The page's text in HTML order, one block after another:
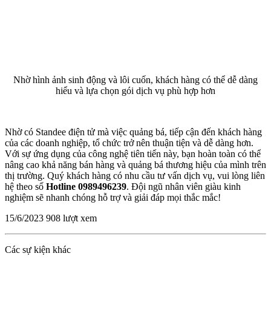
Nhờ hình ảnh sinh động và lôi cuốn, khách hàng có thể dễ dàng
hiểu và lựa chọn gói dịch vụ phù hợp hơn
Nhờ có Standee điện tử mà việc quảng bá, tiếp cận đến khách hàng
của các doanh nghiệp, tổ chức trở nên thuận tiện và dễ dàng hơn.
Với sự ứng dụng của công nghệ tiên tiến này, bạn hoàn toàn có thể
nâng cao khả năng bán hàng và quảng bá thương hiệu của mình trên
thị trường. Quý khách hàng có nhu cầu tư vấn dịch vụ, vui lòng liên
hệ theo số Hotline 0989496239. Đội ngũ nhân viên giàu kinh
nghiệm sẽ nhanh chóng hỗ trợ và giải đáp mọi thắc mắc!
15/6/2023 908 lượt xem
Các sự kiện khác